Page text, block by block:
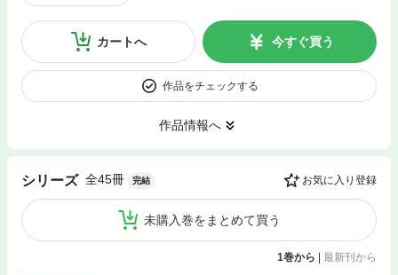
カートへ 今すぐ買う
作品をチェックする
作品情報へ
シリーズ 全45冊 完結 お気に入り登録
未購入巻をまとめて買う
1巻から | 最新刊から